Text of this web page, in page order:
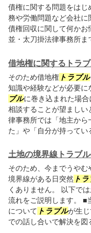
債権に関する問題をはじ
務や労働問題など会社に
債権回収に関して何か
並・太刀掛法律事務所ま
借地権に関するトラ
そのため借地権 トラブル
知識や経験などが必要に
ブルに巻き込まれた場
相談することが望まし
律事務所では「地主か
た」や「自分が持って
土地の境界線トラブ
そのため、今までうや
境界線がある日突然 ト
くありません。 以下で
流れをご説明します。 ■
について トラブルが生
での話し合いで解決を図